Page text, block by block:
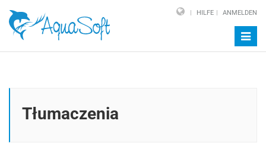
HILFE ANMELDEN
Tłumaczenia